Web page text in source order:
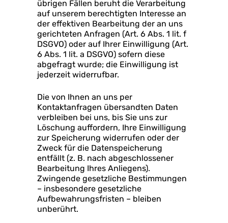
übrigen Fällen beruht die Verarbeitung
auf unserem berechtigten Interesse an
der effektiven Bearbeitung der an uns
gerichteten Anfragen (Art. 6 Abs. 1 lit. f
DSGVO) oder auf Ihrer Einwilligung (Art.
6 Abs. 1 lit. a DSGVO) sofern diese
abgefragt wurde; die Einwilligung ist
jederzeit widerrufbar.
Die von Ihnen an uns per
Kontaktanfragen übersandten Daten
verbleiben bei uns, bis Sie uns zur
Löschung auffordern, Ihre Einwilligung
zur Speicherung widerrufen oder der
Zweck für die Datenspeicherung
entfällt (z. B. nach abgeschlossener
Bearbeitung Ihres Anliegens).
Zwingende gesetzliche Bestimmungen
– insbesondere gesetzliche
Aufbewahrungsfristen – bleiben
unberührt.